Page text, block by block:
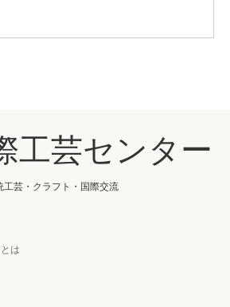
工芸センター
工芸・クラフト・国際交流
は